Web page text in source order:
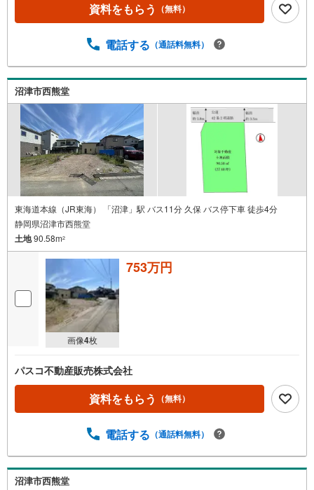
資料をもらう （無料）
電話する （通話料無料）
沼津市西熊堂
東海道本線（JR東海） 「沼津」駅 バス11分 久保 バス停下車 徒歩4分
静岡県沼津市西熊堂
土地90.58m2
画像4枚
753万円
パスコ不動産販売株式会社
資料をもらう （無料）
電話する （通話料無料）
沼津市西熊堂